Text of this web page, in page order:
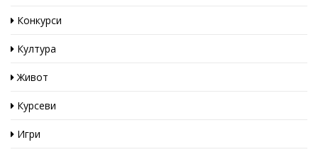
Конкурси
Култура
Живот
Курсеви
Игри